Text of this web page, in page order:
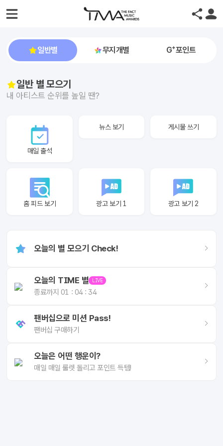
일반별 무지개별 G+포인트
일반 별 모으기
내 아티스트 순위를 높일 땐?
매일 출석
뉴스 보기 게시물 쓰기
홈 피드 보기 광고 보기 1 광고 보기 2
오늘의 별 모으기 Check!
오늘의 TIME 별 LIVE
종료까지 01 : 04 : 34
팬버십으로 미션 Pass!
팬버십 구매하기
오늘은 어떤 행운이?
매일 매일 룰렛 돌리고 포인트 득템!